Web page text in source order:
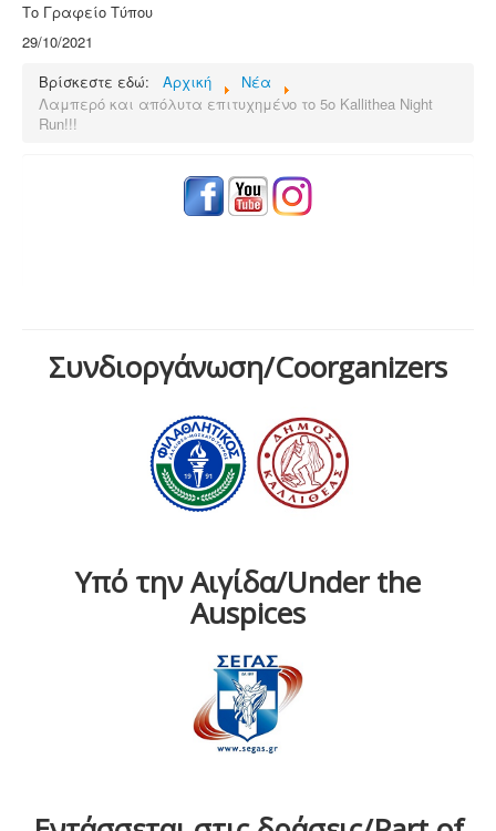
Το Γραφείο Τύπου
29/10/2021
Βρίσκεστε εδώ:
Αρχική
Νέα
Λαμπερό και απόλυτα επιτυχημένο το 5ο Kallithea Night
Run!!!
Συνδιοργάνωση/Coorganizers
Υπό την Αιγίδα/Under the
Auspices